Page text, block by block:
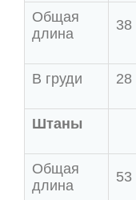
Общая
длина
38
В груди 28
Штаны
Общая
длина
53